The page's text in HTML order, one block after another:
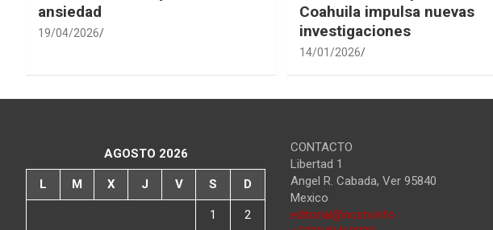
ansiedad
19/04/2026
Coahuila impulsa nuevas
investigaciones
14/01/2026
AGOSTO 2026
L M X J V S D
1 2
CONTACTO
Libertad 1
Angel R. Cabada, Ver 95840
Mexico
editorial@ncstv.info